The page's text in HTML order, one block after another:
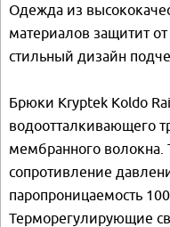
Одежда из
материалов защитит
стильный дизайн
Брюки Kryptek Koldo
водоотталкивающего
мембранного волокна.
сопротивление
паропроницаемость
Терморегулирующие